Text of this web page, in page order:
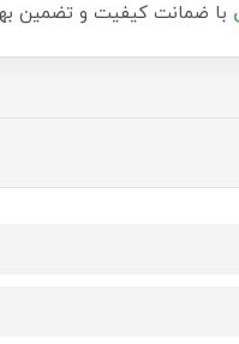
با ضمانت کیفیت و تضمین